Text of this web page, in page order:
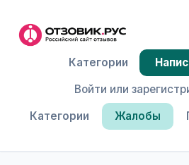
Категории Жалобы
Категории
Войти или